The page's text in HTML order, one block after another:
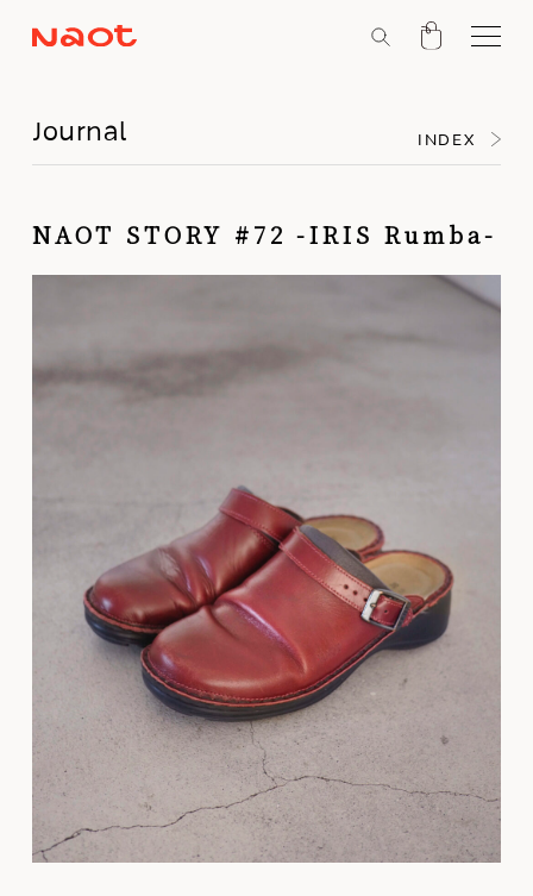
Journal INDEX
NAOT STORY #72 -IRIS Rumba-